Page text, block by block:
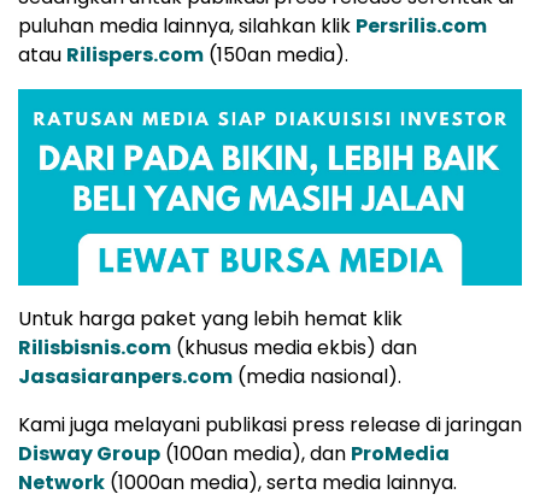
puluhan media lainnya, silahkan klik Persrilis.com
atau Rilispers.com (150an media).
Untuk harga paket yang lebih hemat klik
Rilisbisnis.com (khusus media ekbis) dan
Jasasiaranpers.com (media nasional).
Kami juga melayani publikasi press release di jaringan
Disway Group (100an media), dan ProMedia
Network (1000an media), serta media lainnya.